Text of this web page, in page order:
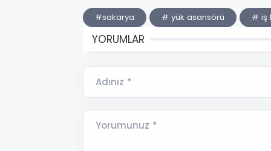
#sakarya # yük asansörü # iş
YORUMLAR
Adınız *
Yorumunuz *